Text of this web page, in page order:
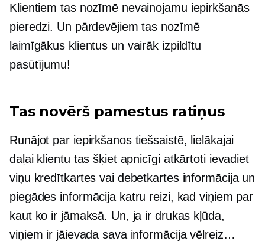
Klientiem tas nozīmē nevainojamu iepirkšanās
pieredzi. Un pārdevējiem tas nozīmē
laimīgākus klientus un vairāk izpildītu
pasūtījumu!
Tas novērš pamestus ratiņus
Runājot par iepirkšanos tiešsaistē, lielākajai
daļai klientu tas šķiet apnicīgi atkārtoti ievadiet
viņu kredītkartes vai debetkartes informācija un
piegādes informācija katru reizi, kad viņiem par
kaut ko ir jāmaksā. Un, ja ir drukas kļūda,
viņiem ir jāievada sava informācija vēlreiz…